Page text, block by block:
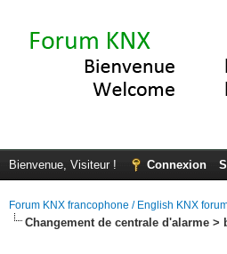
Bienvenue, Visiteur ! Connexion
Forum KNX francophone / English KNX
Changement de centrale d'alarme